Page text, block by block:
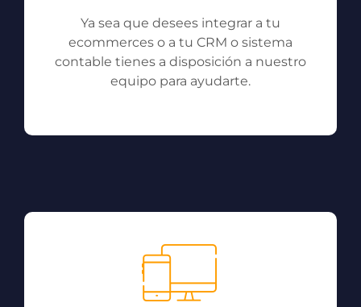
Ya sea que desees integrar a tu
ecommerces o a tu CRM o sistema
contable tienes a disposición a nuestro
equipo para ayudarte.